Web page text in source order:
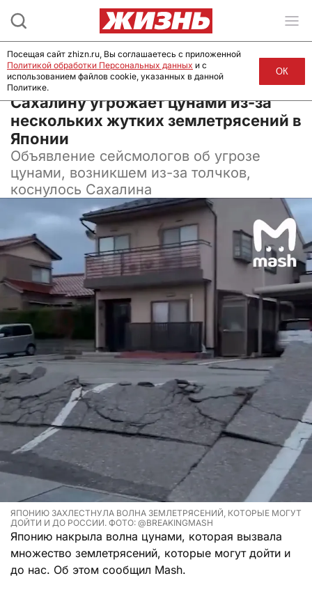
01 января 2024, 10:00
Сахалину угрожает цунами из-за
нескольких жутких землетрясений в
Японии
Объявление сейсмологов об угрозе
цунами, возникшем из-за толчков,
коснулось Сахалина
ЯПОНИЮ ЗАХЛЕСТНУЛА ВОЛНА ЗЕМЛЕТРЯСЕНИЙ, КОТОРЫЕ МОГУТ
ДОЙТИ И ДО РОССИИ. ФОТО: @BREAKINGMASH
Японию накрыла волна цунами, которая вызвала
множество землетрясений, которые могут дойти и
до нас. Об этом сообщил Mash.
Посещая сайт zhizn.ru, Вы соглашаетесь с приложенной
Политикой обработки Персональных данных и с
использованием файлов cookie, указанных в данной
Политике.
ОК